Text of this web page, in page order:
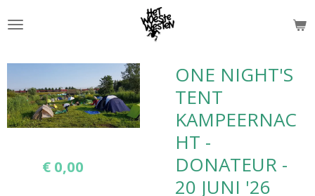
direct
de
ONE NIGHT'S
TENT
KAMPEERNAC
HT -
DONATEUR -
20 JUNI '26
€ 0,00